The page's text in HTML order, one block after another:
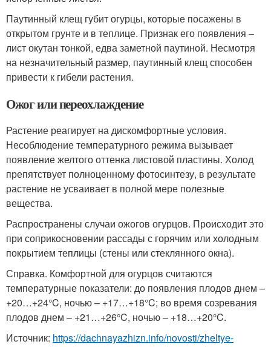
Паутинный клещ губит огурцы, которые посажены в
открытом грунте и в теплице. Признак его появления –
лист окутан тонкой, едва заметной паутиной. Несмотря
на незначительный размер, паутинный клещ способен
привести к гибели растения.
Ожог или переохлаждение
Растение реагирует на дискомфортные условия.
Несоблюдение температурного режима вызывает
появление желтого оттенка листовой пластины. Холод
препятствует полноценному фотосинтезу, в результате
растение не усваивает в полной мере полезные
вещества.
Распространены случаи ожогов огурцов. Происходит это
при соприкосновении рассады с горячим или холодным
покрытием теплицы (стены или стеклянного окна).
Справка. Комфортной для огурцов считаются
температурные показатели: до появления плодов днем –
+20…+24°C, ночью – +17…+18°C; во время созревания
плодов днем – +21…+26°C, ночью – +18…+20°C.
Источник: https://dachnayazhizn.info/novosti/zheltye-